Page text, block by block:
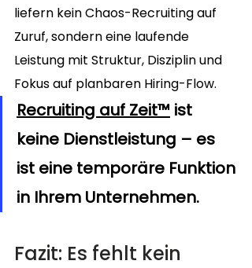
liefern kein Chaos-Recruiting auf
Zuruf, sondern eine laufende
Leistung mit Struktur, Disziplin und
Fokus auf planbaren Hiring-Flow.
Recruiting auf Zeit™ ist
keine Dienstleistung – es
ist eine temporäre Funktion
in Ihrem Unternehmen.
Fazit: Es fehlt kein